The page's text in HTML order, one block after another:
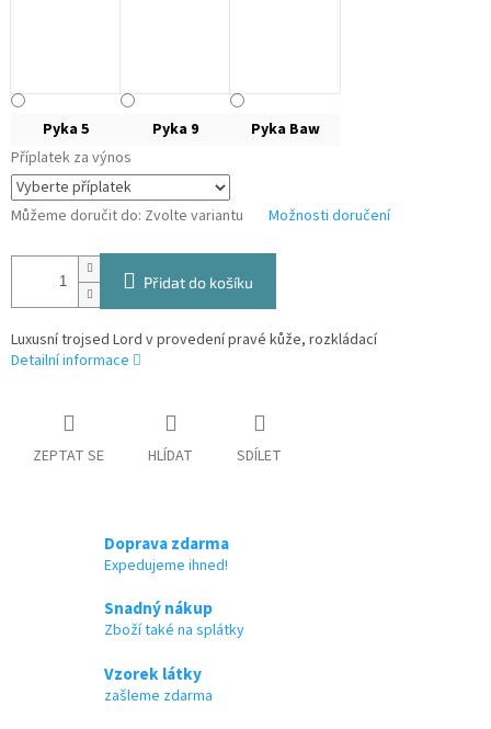
Pyka 5 Pyka 9
Pyka Baw
Příplatek za výnos
Můžeme doručit do: Zvolte variantu Možnosti doručení
Přidat do košíku
Luxusní trojsed Lord v provedení pravé kůže, rozkládací
Detailní informace
ZEPTAT SE HLÍDAT SDÍLET
Doprava zdarma
Expedujeme ihned!
Snadný nákup
Zboží také na splátky
Vzorek látky
zašleme zdarma